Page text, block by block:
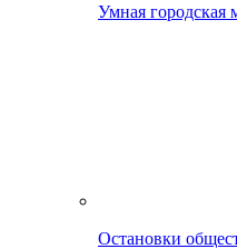
Умная городская
Остановки